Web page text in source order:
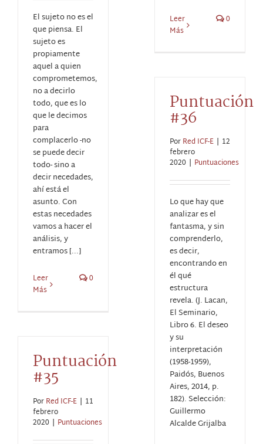
Leer
Más
0
El sujeto no es el
que piensa. El
sujeto es
propiamente
aquel a quien
comprometemos,
no a decirlo
todo, que es lo
que le decimos
para
complacerlo -no
se puede decir
todo- sino a
decir necedades,
ahí está el
asunto. Con
estas necedades
vamos a hacer el
análisis, y
entramos [...]
Leer
Más
0
Puntuación
#36
PorRed ICF-E | 12
febrero
2020 | Puntuaciones
Lo que hay que
analizar es el
fantasma, y sin
comprenderlo,
es decir,
encontrando en
él qué
estructura
revela. (J. Lacan,
El Seminario,
Libro 6. El deseo
y su
interpretación
(1958-1959),
Paidós, Buenos
Aires, 2014, p.
182). Selección:
Guillermo
Alcalde Grijalba
Puntuación
#35
PorRed ICF-E | 11
febrero
2020 | Puntuaciones